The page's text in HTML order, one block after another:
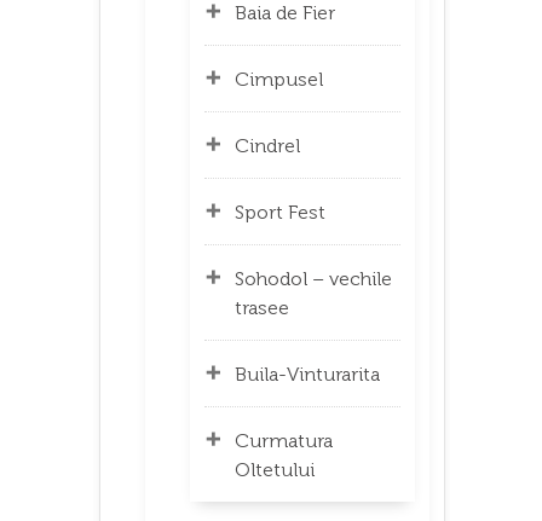
Baia de Fier
Cimpusel
Cindrel
Sport Fest
Sohodol – vechile
trasee
Buila-Vinturarita
Curmatura
Oltetului